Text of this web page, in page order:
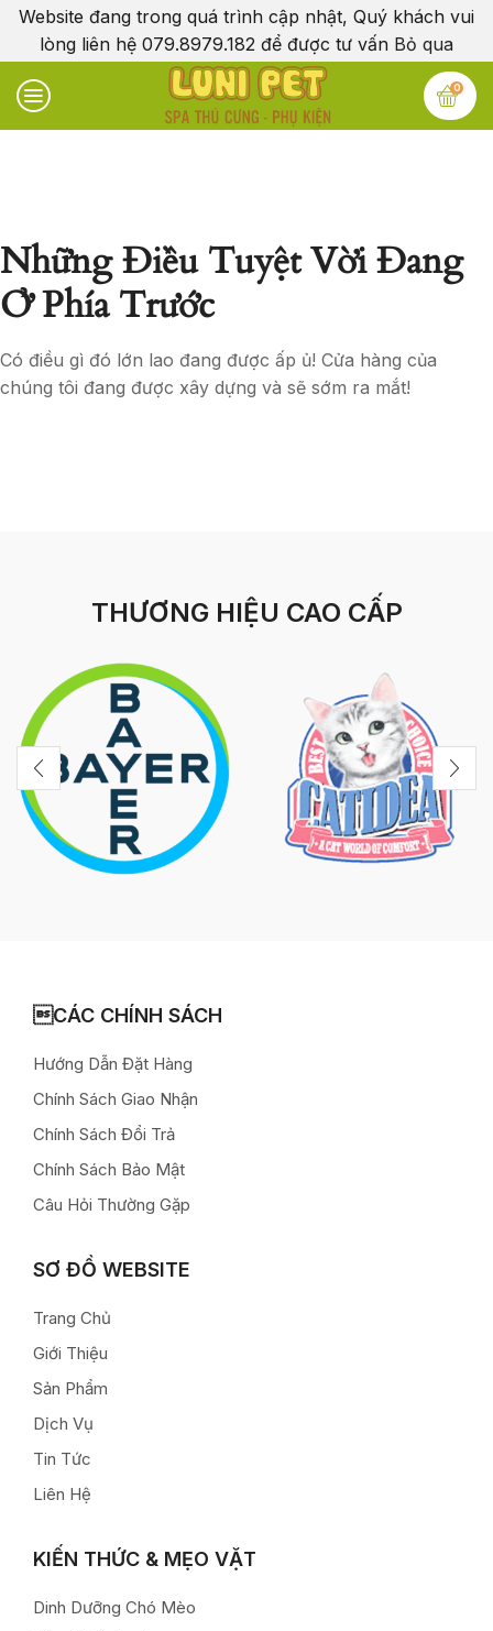
Website đang trong quá trình cập nhật, Quý khách vui
lòng liên hệ 079.8979.182 để được tư vấn Bỏ qua
0
Những Điều Tuyệt Vời Đang
Ở Phía Trước
Có điều gì đó lớn lao đang được ấp ủ! Cửa hàng của
chúng tôi đang được xây dựng và sẽ sớm ra mắt!
THƯƠNG HIỆU CAO CẤP
CÁC CHÍNH SÁCH
Hướng Dẫn Đặt Hàng
Chính Sách Giao Nhận
Chính Sách Đổi Trả
Chính Sách Bảo Mật
Câu Hỏi Thường Gặp
SƠ ĐỒ WEBSITE
Trang Chủ
Giới Thiệu
Sản Phẩm
Dịch Vụ
Tin Tức
Liên Hệ
KIẾN THỨC & MẸO VẶT
Dinh Dưỡng Chó Mèo